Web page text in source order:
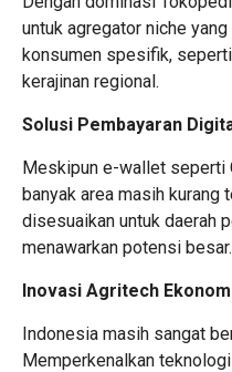
untuk agregator niche
konsumen spesifik,
kerajinan regional.
Solusi Pembayaran
Meskipun e-wallet seperti
banyak area masih kurang
disesuaikan untuk daerah
menawarkan potensi besar.
Inovasi Agritech
Indonesia masih sangat
Memperkenalkan